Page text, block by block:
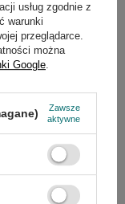
usług zgodnie z
warunki
przeglądarce.
można
Google.
Zawsze
aktywne